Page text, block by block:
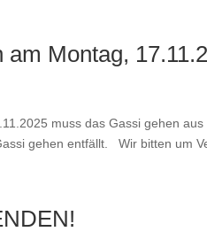
Montag,
muss das Gassi gehen
gehen entfällt. Wir bitten um